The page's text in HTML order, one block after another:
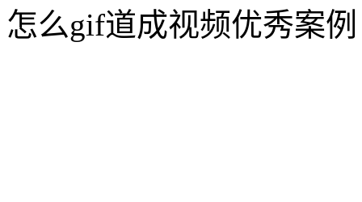
怎么gif道成视频优秀案例